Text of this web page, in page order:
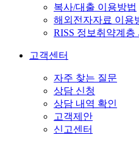
복사/대출 이용방법
해외전자자료 이용
RISS 정보취약계층
고객센터
자주 찾는 질문
상담 신청
상담 내역 확인
고객제안
신고센터